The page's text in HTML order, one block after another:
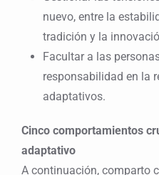
nuevo, entre la
tradición y la
Facultar a las
responsabilidad en la
adaptativos.
Cinco comportamientos
adaptativo
A continuación, comparto